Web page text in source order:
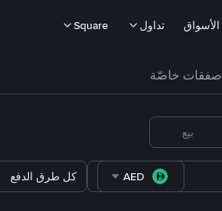
الأسواق تداول Square
صفقات خاصّة
بيع
AED كل طرق الدفع